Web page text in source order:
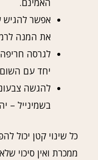
האמינם.
אפשר להגיש
את המנה
לגרסה
יחד עם
להגשה
בשמינייל –
כל שינוי קטן יכול
ממכרת ואין סיכוי